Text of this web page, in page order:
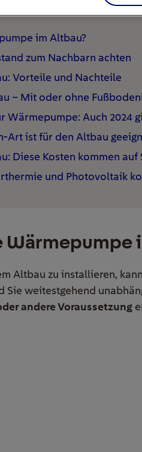
im Altbau?
zum Nachbarn achten
Vorteile und Nachteile
– Mit oder ohne
Wärmepumpe: Auch 2024
Art ist für den Altbau
Diese Kosten kommen auf
und Photovoltaik
Wärmepumpe
Altbau zu installieren,
Sie weitestgehend
andere Voraussetzung